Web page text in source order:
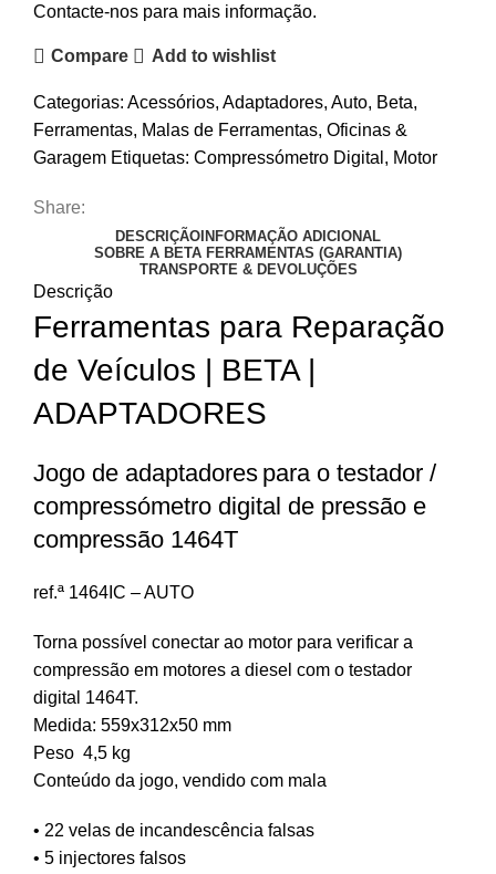
Contacte-nos para mais informação.
Compare Add to wishlist
Categorias: Acessórios, Adaptadores, Auto, Beta,
Ferramentas, Malas de Ferramentas, Oficinas &
Garagem Etiquetas: Compressómetro Digital , Motor
Share:
DESCRIÇÃOINFORMAÇÃO ADICIONAL
SOBRE A BETA FERRAMENTAS (GARANTIA)
TRANSPORTE & DEVOLUÇÕES
Descrição
Ferramentas para Reparação
de Veículos | BETA |
ADAPTADORES
Jogo de adaptadores para o testador /
compressómetro digital de pressão e
compressão 1464T
ref.ª 1464IC – AUTO
Torna possível conectar ao motor para verificar a
compressão em motores a diesel com o testador
digital 1464T.
Medida: 559x312x50 mm
Peso 4,5 kg
Conteúdo da jogo, vendido com mala
• 22 velas de incandescência falsas
• 5 injectores falsos